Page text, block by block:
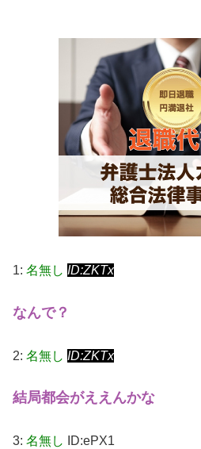
1: 名無し ID:ZKTx
なんで？
2: 名無し ID:ZKTx
結局都会がええんかな
3: 名無し ID:ePX1